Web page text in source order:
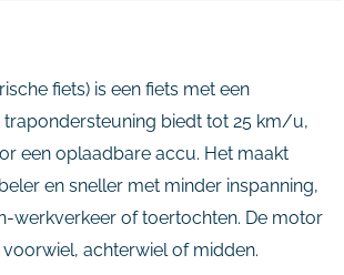
fiets) is een fiets met een
biedt tot 25 km/u,
een oplaadbare accu. Het maakt
en sneller met minder inspanning,
werkverkeer of toertochten. De motor
achterwiel of midden.